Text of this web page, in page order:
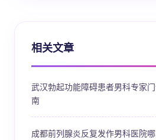
相关文章
武汉勃起功能障碍患者男科专家
南
成都前列腺炎反复发作男科医院